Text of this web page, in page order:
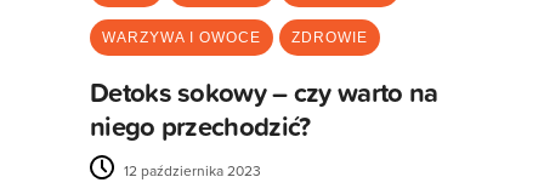
WARZYWA I OWOCE ZDROWIE
Detoks sokowy – czy warto na
niego przechodzić?
12 października 2023